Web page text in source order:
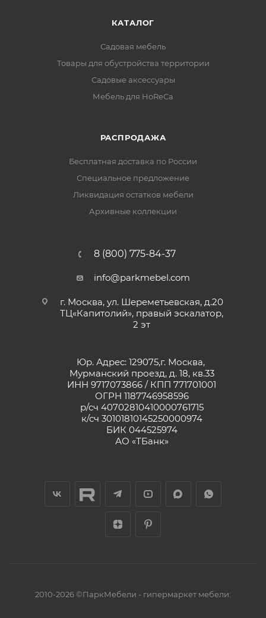
КАТАЛОГ
Садовая мебель
Товары для обустройства территории
Садовые аксессуары
Мебель для HoReCa
РАСПРОДАЖА
Бесплатная доставка по России
Специальное предложение
Ликвидация остатков мебели
Архивные коллекции
8 (800) 775-84-37
info@parkmebel.com
г. Москва, ул. Шереметьевская, д.20
ТЦ«Капитолий», правый эскалатор,
2 эт
Юр. Адрес: 129075,г. Москва,
Мурманский проезд, д. 18, кв.33
ИНН 9717073866 / КПП 771701001
ОГРН 1187746958596
р/сч 40702810410000761715
к/сч 30101810145250000974
БИК 044525974
АО «ТБанк»
2010-2026 ©ПаркМебели - гипермаркет мебели: